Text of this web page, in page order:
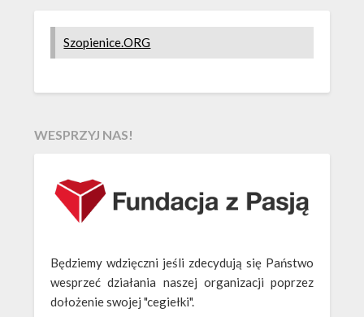
Szopienice.ORG
WESPRZYJ NAS!
Będziemy wdzięczni jeśli zdecydują się Państwo
wesprzeć działania naszej organizacji poprzez
dołożenie swojej "cegiełki".